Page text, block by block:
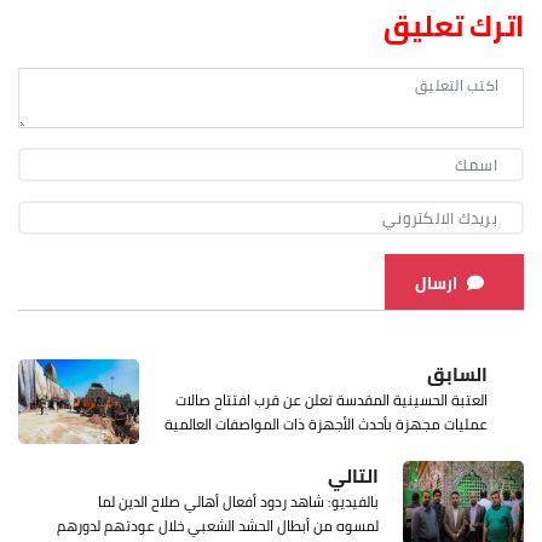
اترك تعليق
ارسال
السابق
العتبة الحسينية المقدسة تعلن عن قرب افتتاح صالات
عمليات مجهزة بأحدث الأجهزة ذات المواصفات العالمية
التالي
بالفيديو: شاهد ردود أفعال أهالي صلاح الدين لما
لمسوه من أبطال الحشد الشعبي خلال عودتهم لدورهم